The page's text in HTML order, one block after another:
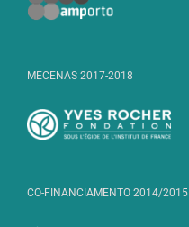
MECENAS 2017-2018
CO-FINANCIAMENTO 2014/2015